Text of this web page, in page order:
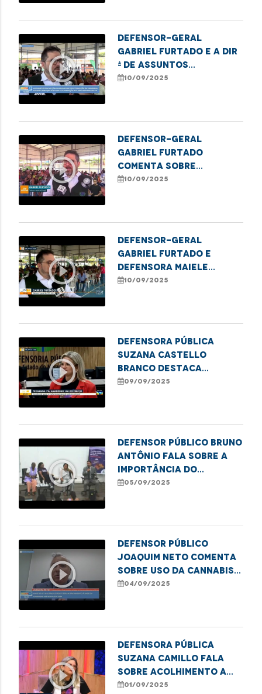
play_circle_outline
Defensor-geral
Gabriel Furtado e a Dir
ª de Assuntos
Institucionais da
Carreta Maradefs no
10/09/2025
play_circle_outline
Defensor-geral
Gabriel Furtado
comenta sobre
parceria da Defensoria
10/09/2025
play_circle_outline
Defensor-geral
Gabriel Furtado e
defensora Maiele
Morais destacam
arte, economia e
justiça ao Coroadinho
10/09/2025
play_circle_outline
Defensora pública
Suzana Castello
Branco destaca
programa de justiça
vulneráveis e reduzir
reincidência no sistema
09/09/2025
play_circle_outline
Defensor público Bruno
Antônio fala sobre a
importância do
posicionamento
violências de gênero,
05/09/2025
play_circle_outline
Defensor público
Joaquim Neto comenta
sobre uso da Cannabis
medicinal
04/09/2025
play_circle_outline
Defensora Pública
Suzana Camillo fala
sobre acolhimento a
mulheres no sistema
01/09/2025